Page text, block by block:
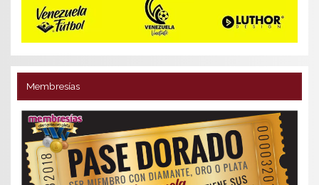
Membresías